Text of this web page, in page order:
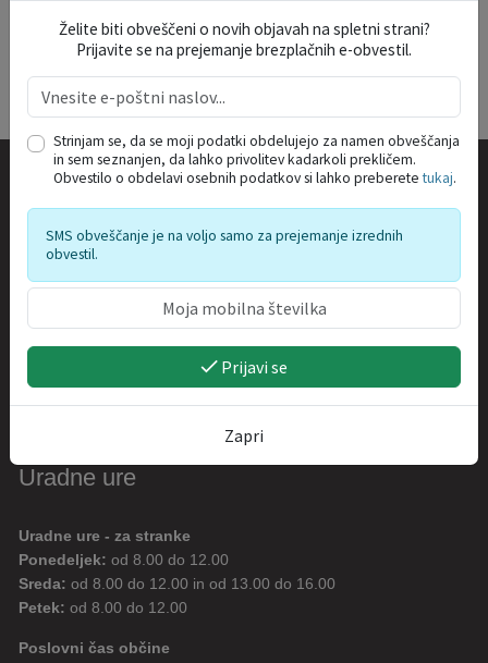
Občina Bovec
Trg golobarskih žrtev 8
Uradne ure
Uradne ure - za stranke
Ponedeljek: od 8.00 do 12.00
Sreda: od 8.00 do 12.00 in od 13.00 do 16.00
Petek: od 8.00 do 12.00
Poslovni čas občine
Želite biti obveščeni o novih objavah na spletni strani?
Prijavite se na prejemanje brezplačnih e-obvestil.
Strinjam se, da se moji podatki obdelujejo za namen obveščanja
in sem seznanjen, da lahko privolitev kadarkoli prekličem.
Obvestilo o obdelavi osebnih podatkov si lahko preberetetukaj.
SMS obveščanje je na voljo samo za prejemanje izrednih
obvestil.
Prijavi se
Zapri